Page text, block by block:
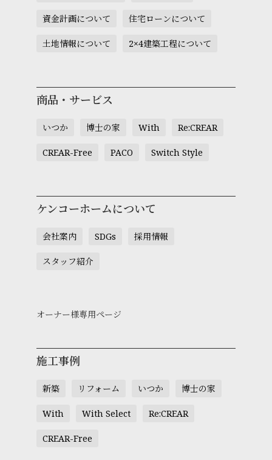
資金計画について 住宅ローンについて
土地情報について 2×4建築工程について
商品・サービス
いつか 博士の家 With Re:CREAR
CREAR-Free PACO Switch Style
ケンコーホームについて
会社案内 SDGs 採用情報
スタッフ紹介
オーナー様専用ページ
施工事例
新築 リフォーム いつか 博士の家
With With Select Re:CREAR
CREAR-Free